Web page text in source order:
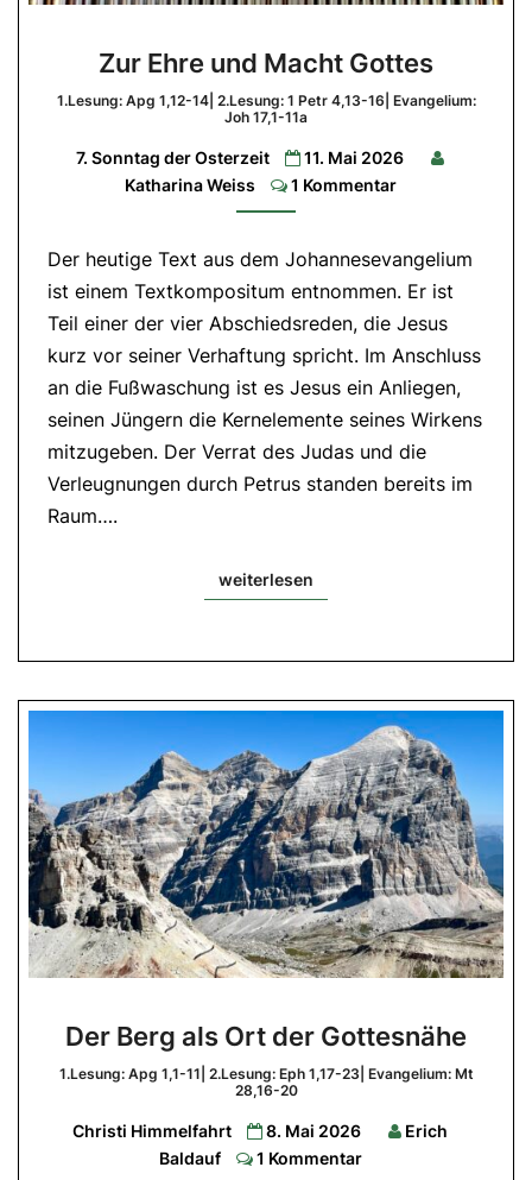
Ehre
und
Gottes
2.Lesung:
Petr
4,13-
16|
Evangelium:
Joh
17,1-
Zur Ehre und Macht Gottes
1.Lesung: Apg 1,12-14| 2.Lesung: 1 Petr 4,13-16| Evangelium:
Joh 17,1-11a
7. Sonntag der Osterzeit
11. Mai 2026
Katharina Weiss
Comments
1 Kommentar
Der heutige Text aus dem Johannesevangelium
ist einem Textkompositum entnommen. Er ist
Teil einer der vier Abschiedsreden, die Jesus
kurz vor seiner Verhaftung spricht. Im Anschluss
an die Fußwaschung ist es Jesus ein Anliegen,
seinen Jüngern die Kernelemente seines Wirkens
mitzugeben. Der Verrat des Judas und die
Verleugnungen durch Petrus standen bereits im
Raum….
weiterlesen
Berg
als
der
Gottesnähe
Der Berg als Ort der Gottesnähe
1.Lesung: Apg 1,1-11| 2.Lesung: Eph 1,17-23| Evangelium: Mt
28,16-20
Christi Himmelfahrt 8. Mai 2026
Erich
Baldauf
Comments
1 Kommentar